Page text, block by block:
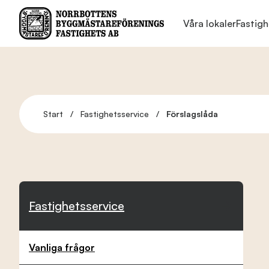
Våra lokaler
Fastighetsservice
Hyresgäster
Nyheter
Start / Fastighetsservice / Förslagslåda
Fastighetsservice
Vanliga frågor